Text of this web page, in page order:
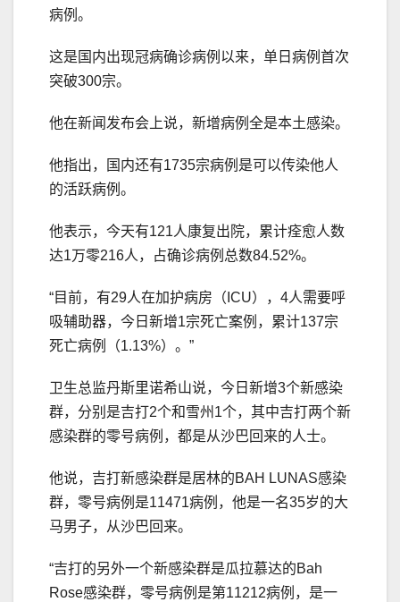
病例。
这是国内出现冠病确诊病例以来，单日病例首次
突破300宗。
他在新闻发布会上说，新增病例全是本土感染。
他指出，国内还有1735宗病例是可以传染他人
的活跃病例。
他表示，今天有121人康复出院，累计痊愈人数
达1万零216人，占确诊病例总数84.52%。
“目前，有29人在加护病房（ICU），4人需要呼
吸辅助器，今日新增1宗死亡案例，累计137宗
死亡病例（1.13%）。”
卫生总监丹斯里诺希山说，今日新增3个新感染
群，分别是吉打2个和雪州1个，其中吉打两个新
感染群的零号病例，都是从沙巴回来的人士。
他说，吉打新感染群是居林的BAH LUNAS感染
群，零号病例是11471病例，他是一名35岁的大
马男子，从沙巴回来。
“吉打的另外一个新感染群是瓜拉慕达的Bah
Rose感染群，零号病例是第11212病例，是一